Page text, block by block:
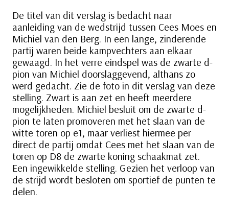
De titel van dit verslag is bedacht naar
aanleiding van de wedstrijd tussen Cees Moes en
Michiel van den Berg. In een lange, zinderende
partij waren beide kampvechters aan elkaar
gewaagd. In het verre eindspel was de zwarte d-
pion van Michiel doorslaggevend, althans zo
werd gedacht. Zie de foto in dit verslag van deze
stelling. Zwart is aan zet en heeft meerdere
mogelijkheden. Michiel besluit om de zwarte d-
pion te laten promoveren met het slaan van de
witte toren op e1, maar verliest hiermee per
direct de partij omdat Cees met het slaan van de
toren op D8 de zwarte koning schaakmat zet.
Een ingewikkelde stelling. Gezien het verloop van
de strijd wordt besloten om sportief de punten te
delen.